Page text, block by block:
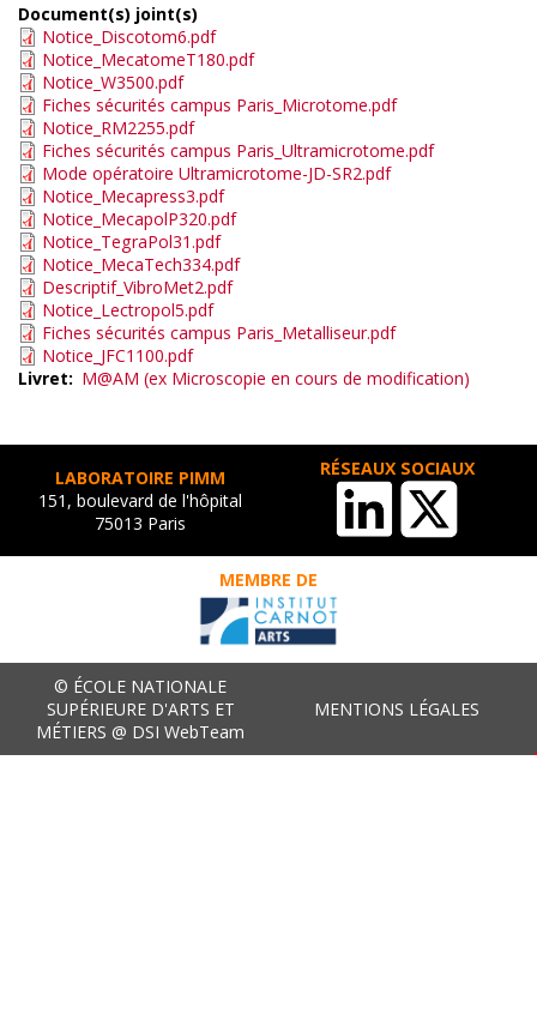
Document(s) joint(s)
Notice_Discotom6.pdf
Notice_MecatomeT180.pdf
Notice_W3500.pdf
Fiches sécurités campus Paris_Microtome.pdf
Notice_RM2255.pdf
Fiches sécurités campus Paris_Ultramicrotome.pdf
Mode opératoire Ultramicrotome-JD-SR2.pdf
Notice_Mecapress3.pdf
Notice_MecapolP320.pdf
Notice_TegraPol31.pdf
Notice_MecaTech334.pdf
Descriptif_VibroMet2.pdf
Notice_Lectropol5.pdf
Fiches sécurités campus Paris_Metalliseur.pdf
Notice_JFC1100.pdf
Livret
M@AM (ex Microscopie en cours de modification)
LABORATOIRE PIMM
151, boulevard de l'hôpital
75013 Paris
RÉSEAUX SOCIAUX
MEMBRE DE
© ÉCOLE NATIONALE
SUPÉRIEURE D'ARTS ET
MÉTIERS @ DSI WebTeam
MENTIONS LÉGALES